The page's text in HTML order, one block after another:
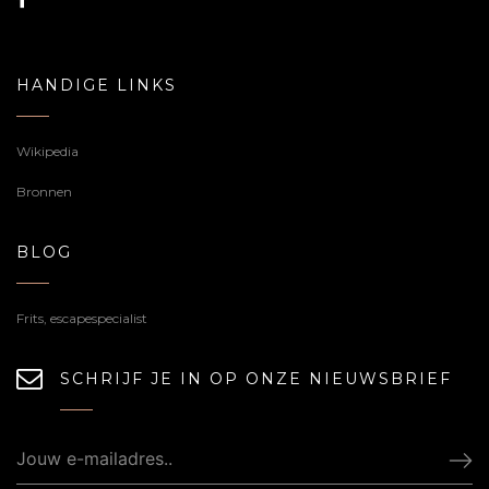
HANDIGE LINKS
Wikipedia
Bronnen
BLOG
Frits, escapespecialist
SCHRIJF JE IN OP ONZE NIEUWSBRIEF